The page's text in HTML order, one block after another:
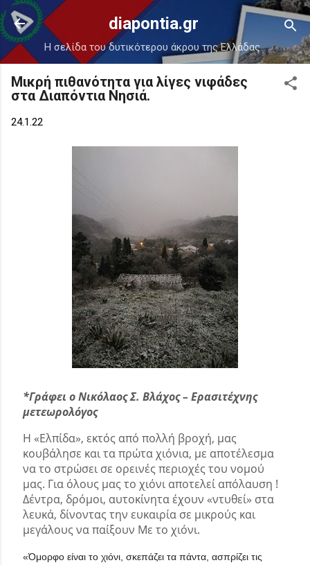
Μετάβαση στο κύριο περιεχόμενο
diapontia.gr
Η σελίδα του δυτικότερου άκρου της Ελλάδας.
Μικρή πιθανότητα για λίγες νιφάδες
στα Διαπόντια Νησιά.
24.1.22
*Γράφει ο Νικόλαος Σ. Βλάχος – Ερασιτέχνης
μετεωρολόγος
Η «Ελπίδα», εκτός από πολλή βροχή, μας
κουβάλησε και τα πρώτα χιόνια, με αποτέλεσμα
να το στρώσει σε ορεινές περιοχές του νομού
μας. Για όλους μας το χιόνι αποτελεί απόλαυση !
Δέντρα, δρόμοι, αυτοκίνητα έχουν «ντυθεί» στα
λευκά, δίνοντας την ευκαιρία σε μικρούς και
μεγάλους να παίξουν Με το χιόνι.
«Όμορφο είναι το χιόνι, σκεπάζει τα πάντα, ασπρίζει τις